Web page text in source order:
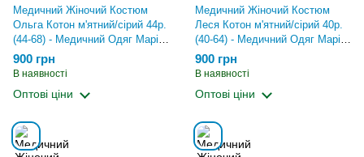
Медичний Жіночий Костюм
Ольга Котон м'ятний/сірий 44р.
(44-68) - Медичний Одяг Марія
(1326992815.520.546)
900 грн
В наявності
Оптові ціни
Медичний Жіночий Костюм
Леся Котон м'ятний/сірий 40р.
(40-64) - Медичний Одяг Марія
(1573703441.520.546)
900 грн
В наявності
Оптові ціни